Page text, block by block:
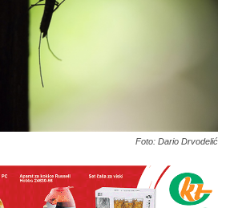
Foto: Dario Drvodelić